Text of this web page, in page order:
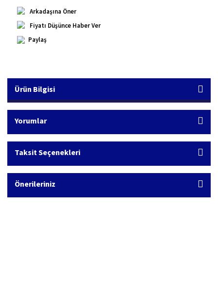
Arkadaşına Öner
Fiyatı Düşünce Haber Ver
Paylaş
Ürün Bilgisi
Yorumlar
Taksit Seçenekleri
Önerileriniz